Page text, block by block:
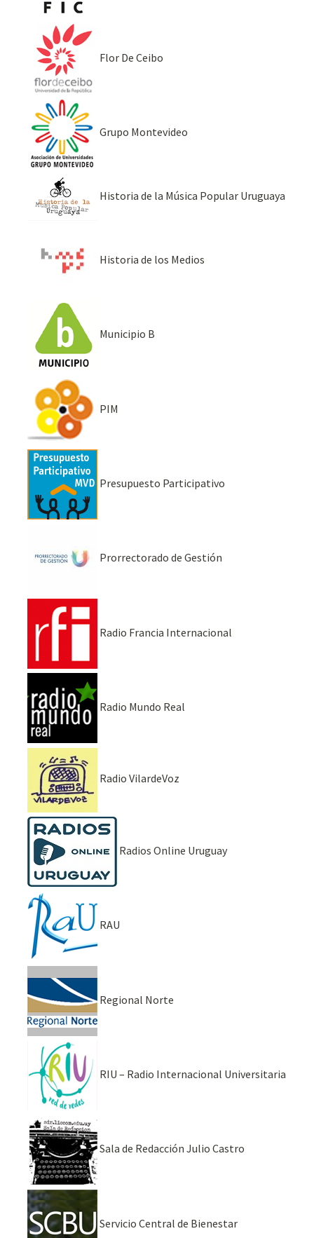
Flor De Ceibo
Grupo Montevideo
Historia de la Música Popular Uruguaya
Historia de los Medios
Municipio B
PIM
Presupuesto Participativo
Prorrectorado de Gestión
Radio Francia Internacional
Radio Mundo Real
Radio VilardeVoz
Radios Online Uruguay
RAU
Regional Norte
RIU – Radio Internacional Universitaria
Sala de Redacción Julio Castro
Servicio Central de Bienestar